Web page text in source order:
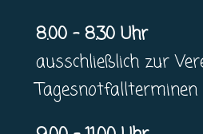
8.00 – 8.30 Uhr
ausschließlich zur
Tagesnotfallterminen